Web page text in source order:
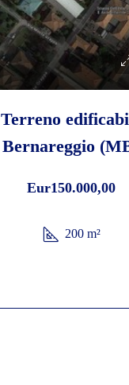
Terreno
Bernareggio
Eur150.000,00
200 m²